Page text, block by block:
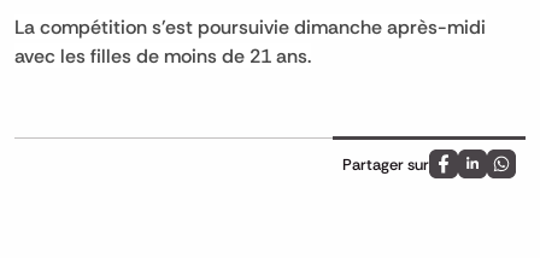
La compétition s'est poursuivie dimanche après-midi
avec les filles de moins de 21 ans.
Partager sur
Partagez sur
Partagez